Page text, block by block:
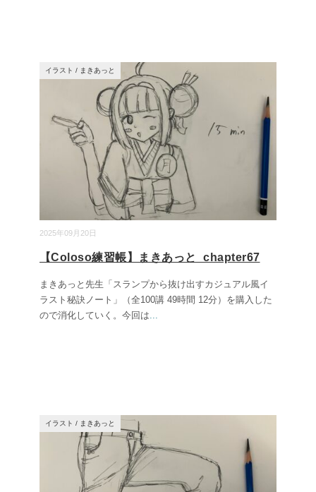
2025年09月20日
イラスト / まきあっと
【Coloso練習帳】まきあっと_chapter67
まきあっと先生「スランプから抜け出すカジュアル風イ
ラスト秘訣ノート」（全100講 49時間 12分）を購入した
ので消化していく。今回は...
イラスト / まきあっと